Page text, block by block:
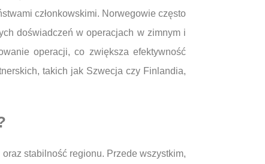
członkowskimi. Norwegowie często
doświadczeń w operacjach w zimnym i
operacji, co zwiększa efektywność
takich jak Szwecja czy Finlandia,
stabilność regionu. Przede wszystkim,